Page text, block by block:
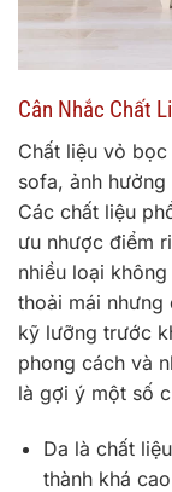
Cân Nhắc Chất
Chất liệu vỏ
sofa, ảnh
Các chất liệu
ưu nhược điểm
nhiều loại
thoải mái nhưng
kỹ lưỡng trước
phong cách và
là gợi ý một số
Da là chất
thành khá